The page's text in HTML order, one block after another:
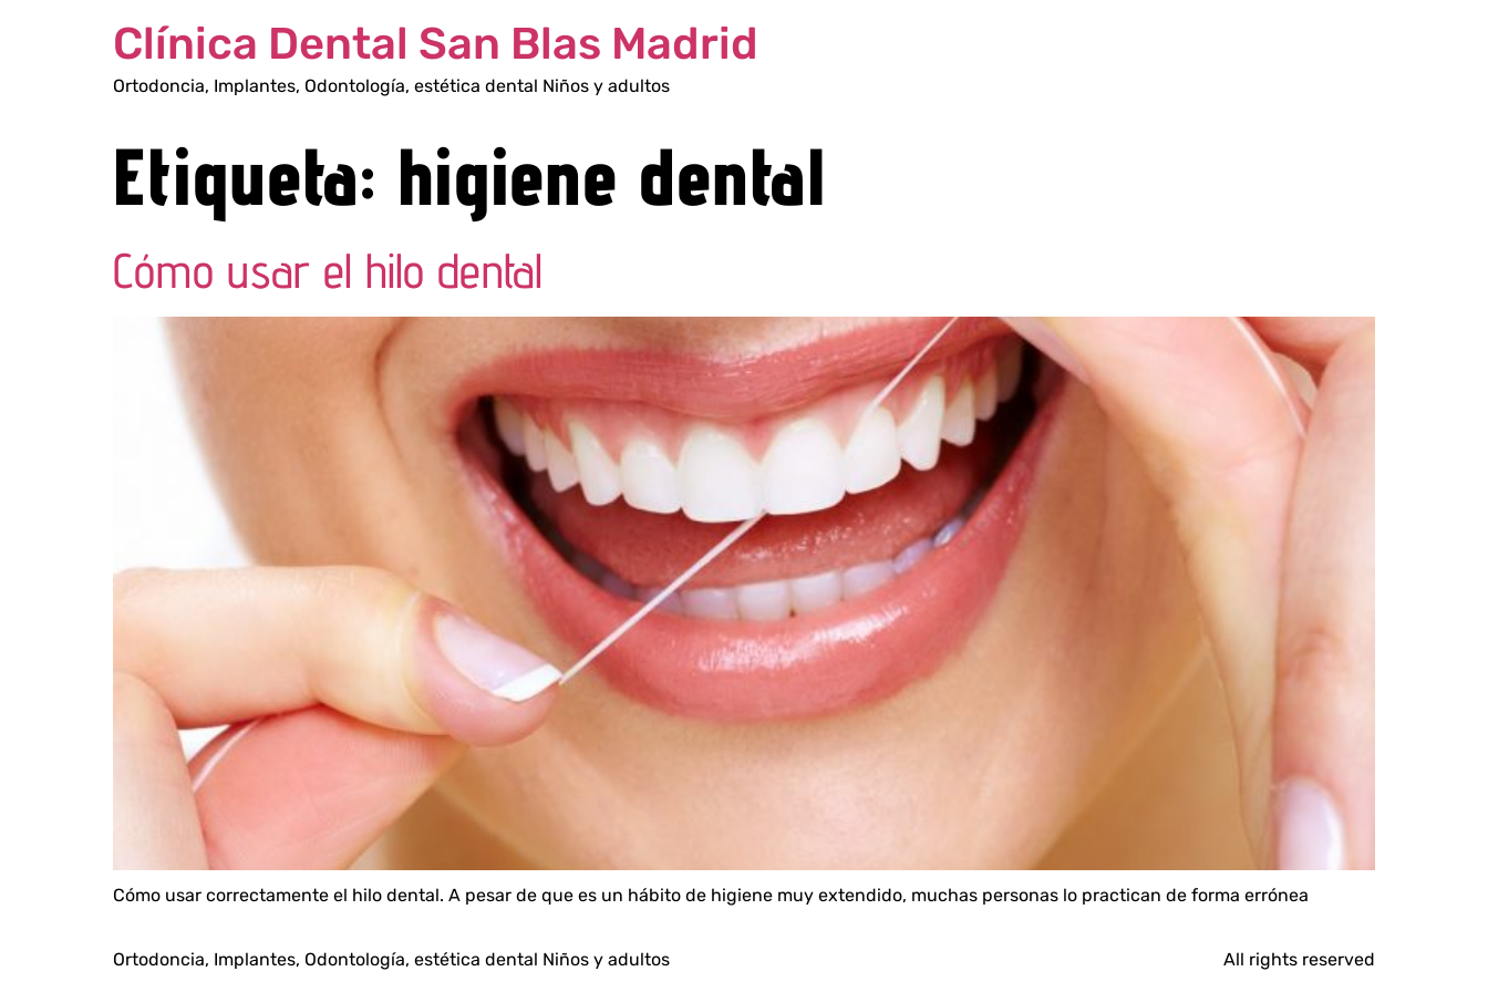
Clínica Dental San Blas Madrid
Ortodoncia, Implantes, Odontología, estética dental Niños y adultos
Etiqueta: higiene dental
Cómo usar el hilo dental
Cómo usar correctamente el hilo dental. A pesar de que es un hábito de higiene muy extendido, muchas personas lo practican de forma errónea
Ortodoncia, Implantes, Odontología, estética dental Niños y adultos All rights reserved